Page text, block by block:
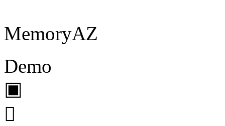
MemoryAZ
Demo
▣
